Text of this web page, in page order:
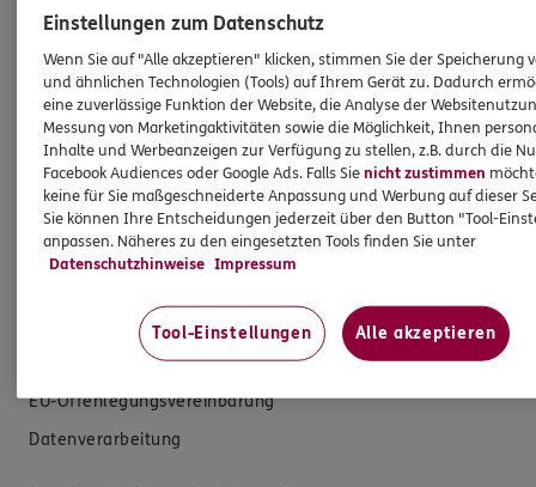
Krankenversicherung
Versicherungen für den privaten Bedarf
Versicherungen für Geschäftskunden
Hilfe & Services
Schaden melden
Erstkontaktinformationen
EU-Offenlegungsvereinbarung
Datenverarbeitung
Einstellungen zum Datenschutz
Wenn Sie auf "Alle akzeptieren" klicken, stimmen Sie der Speicherung
und ähnlichen Technologien (Tools) auf Ihrem Gerät zu. Dadurch
eine zuverlässige Funktion der Website, die Analyse der
Messung von Marketingaktivitäten sowie die Möglichkeit, Ihnen
Inhalte und Werbeanzeigen zur Verfügung zu stellen, z.B. durch die
Facebook Audiences oder Google Ads. Falls Sienicht zustimmen
keine für Sie maßgeschneiderte Anpassung und Werbung auf dieser
Sie können Ihre Entscheidungen jederzeit über den Button "Tool-
anpassen. Näheres zu den eingesetzten Tools finden Sie unter
Datenschutzhinweise Impressum
Tool-Einstellungen Alle akzeptieren